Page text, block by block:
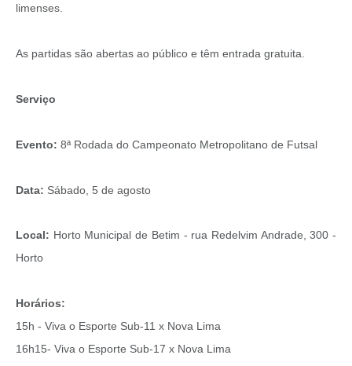
limenses.
As partidas são abertas ao público e têm entrada gratuita.
Serviço
Evento: 8ª Rodada do Campeonato Metropolitano de Futsal
Data: Sábado, 5 de agosto
Local: Horto Municipal de Betim - rua Redelvim Andrade, 300 -
Horto
Horários:
15h - Viva o Esporte Sub-11 x Nova Lima
16h15- Viva o Esporte Sub-17 x Nova Lima